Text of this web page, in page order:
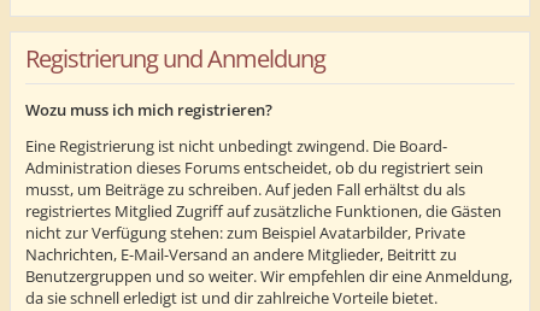
Registrierung und Anmeldung
Wozu muss ich mich registrieren?
Eine Registrierung ist nicht unbedingt zwingend. Die Board-
Administration dieses Forums entscheidet, ob du registriert sein
musst, um Beiträge zu schreiben. Auf jeden Fall erhältst du als
registriertes Mitglied Zugriff auf zusätzliche Funktionen, die Gästen
nicht zur Verfügung stehen: zum Beispiel Avatarbilder, Private
Nachrichten, E-Mail-Versand an andere Mitglieder, Beitritt zu
Benutzergruppen und so weiter. Wir empfehlen dir eine Anmeldung,
da sie schnell erledigt ist und dir zahlreiche Vorteile bietet.